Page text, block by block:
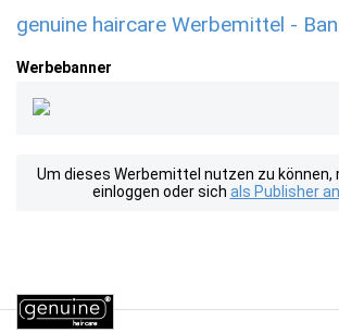
genuine haircare Werbemittel -
Werbebanner
Um dieses Werbemittel nutzen zu können,
einloggen oder sich als Publisher